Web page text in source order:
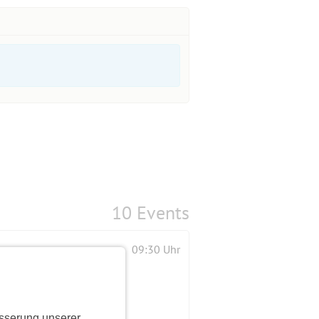
10 Events
09:30 Uhr